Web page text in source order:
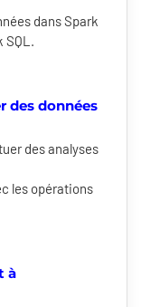
dans Spark
SQL.
des données
des analyses
les opérations
à